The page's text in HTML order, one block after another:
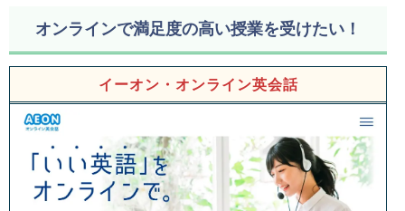
オンラインで満足度の高い授業を受けたい！
イーオン・オンライン英会話